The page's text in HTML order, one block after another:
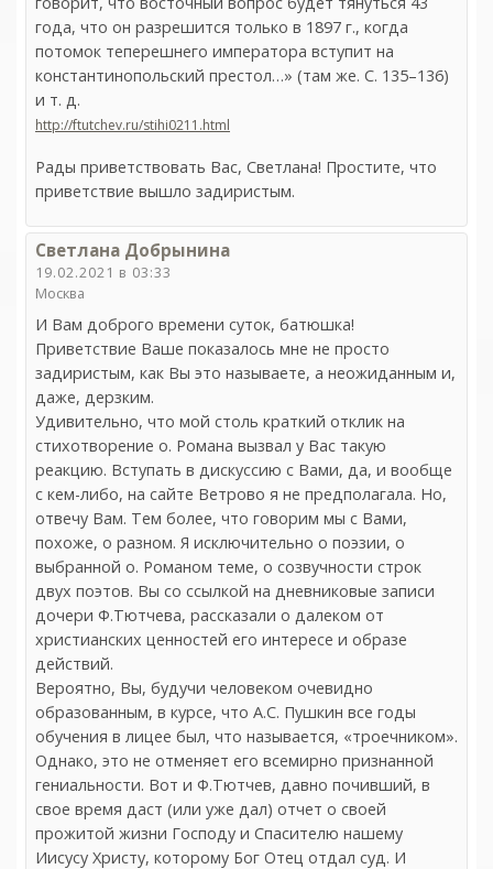
года, что он разрешится только в 1897 г., когда
потомок теперешнего императора вступит на
константинопольский престол…» (там же. С. 135–136)
и т. д.
http://ftutchev.ru/stihi0211.html
Рады приветствовать Вас, Светлана! Простите, что
приветствие вышло задиристым.
Светлана Добрынина
19.02.2021 в 03:33
Москва
И Вам доброго времени суток, батюшка!
Приветствие Ваше показалось мне не просто
задиристым, как Вы это называете, а неожиданным и,
даже, дерзким.
Удивительно, что мой столь краткий отклик на
стихотворение о. Романа вызвал у Вас такую
реакцию. Вступать в дискуссию с Вами, да, и вообще
с кем-либо, на сайте Ветрово я не предполагала. Но,
отвечу Вам. Тем более, что говорим мы с Вами,
похоже, о разном. Я исключительно о поэзии, о
выбранной о. Романом теме, о созвучности строк
двух поэтов. Вы со ссылкой на дневниковые записи
дочери Ф.Тютчева, рассказали о далеком от
христианских ценностей его интересе и образе
действий.
Вероятно, Вы, будучи человеком очевидно
образованным, в курсе, что А.С. Пушкин все годы
обучения в лицее был, что называется, «троечником».
Однако, это не отменяет его всемирно признанной
гениальности. Вот и Ф.Тютчев, давно почивший, в
свое время даст (или уже дал) отчет о своей
прожитой жизни Господу и Спасителю нашему
Иисусу Христу, которому Бог Отец отдал суд. И